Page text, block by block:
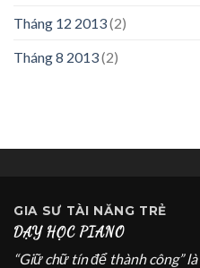
Tháng 12 2013(2)
Tháng 8 2013(2)
GIA SƯ TÀI NĂNG TRẺ
DẠY HỌC PIANO
“Giữ chữ tín để thành công”